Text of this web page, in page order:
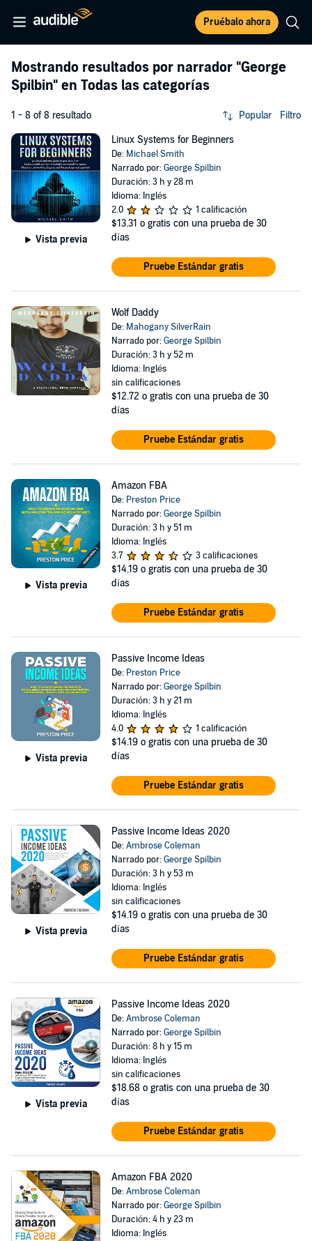
Pruébalo ahora
Mostrando resultados por narrador "George
Spilbin" en Todas las categorías
1 - 8 of 8 resultado Popular Filtro
Vista previa
Linux Systems for Beginners
De: Michael Smith
Narrado por:George Spilbin
Duración: 3 h y 28 m
Idioma: Inglés
2.0
1 calificación
$13.31 o gratis con una prueba de 30
días
Pruebe Estándar gratis
Wolf Daddy
De: Mahogany SilverRain
Narrado por:George Spilbin
Duración: 3 h y 52 m
Idioma: Inglés
sin calificaciones
$12.72 o gratis con una prueba de 30
días
Pruebe Estándar gratis
Vista previa
Amazon FBA
De: Preston Price
Narrado por:George Spilbin
Duración: 3 h y 51 m
Idioma: Inglés
3.7
3 calificaciones
$14.19 o gratis con una prueba de 30
días
Pruebe Estándar gratis
Vista previa
Passive Income Ideas
De: Preston Price
Narrado por:George Spilbin
Duración: 3 h y 21 m
Idioma: Inglés
4.0
1 calificación
$14.19 o gratis con una prueba de 30
días
Pruebe Estándar gratis
Vista previa
Passive Income Ideas 2020
De:Ambrose Coleman
Narrado por:George Spilbin
Duración: 3 h y 53 m
Idioma: Inglés
sin calificaciones
$14.19 o gratis con una prueba de 30
días
Pruebe Estándar gratis
Vista previa
Passive Income Ideas 2020
De:Ambrose Coleman
Narrado por:George Spilbin
Duración: 8 h y 15 m
Idioma: Inglés
sin calificaciones
$18.68 o gratis con una prueba de 30
días
Pruebe Estándar gratis
Amazon FBA 2020
De:Ambrose Coleman
Narrado por:George Spilbin
Duración: 4 h y 23 m
Idioma: Inglés